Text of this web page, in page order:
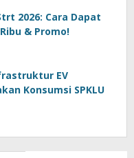
2026: Cara Dapat
& Promo!
EV
Konsumsi SPKLU